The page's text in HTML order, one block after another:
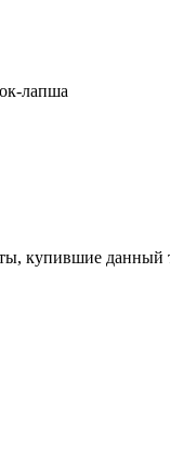
лапша
купившие данный